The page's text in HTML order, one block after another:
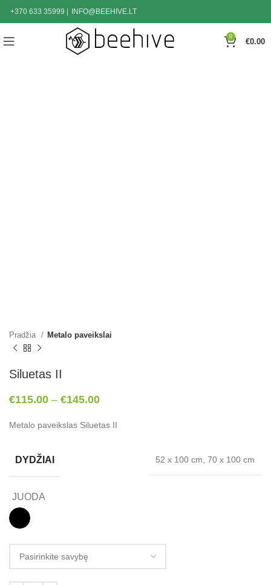
+370 633 35999 INFO@BEEHIVE.LT
0
€0.00
Pradžia Metalo paveikslai
Siluetas II
€115.00 – €145.00
Metalo paveikslas Siluetas II
DYDŽIAI 52 x 100 cm, 70 x 100 cm
JUODA